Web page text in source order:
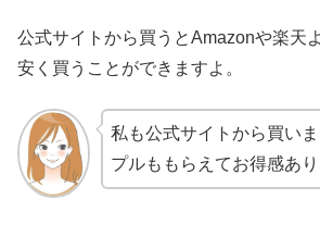
公式サイトから買うとAmazonや楽天
安く買うことができますよ。
私も公式サイトから買い
プルももらえてお得感あり